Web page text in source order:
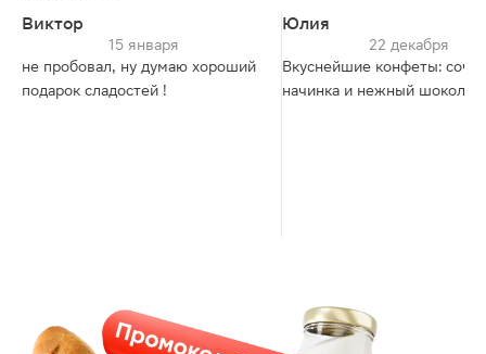
Виктор
15 января
не пробовал, ну думаю хороший
подарок сладостей !
Юлия
22 декабря
Вкуснейшие конфеты:
начинка и нежный шоколад.